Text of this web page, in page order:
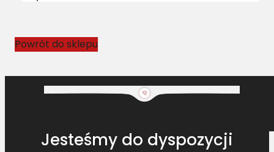
5
6
Powrót do sklepu
Jesteśmy do dyspozycji